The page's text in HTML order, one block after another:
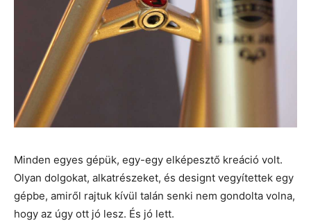
Minden egyes gépük, egy-egy elképesztő kreáció volt.
Olyan dolgokat, alkatrészeket, és designt vegyítettek egy
gépbe, amiről rajtuk kívül talán senki nem gondolta volna,
hogy az úgy ott jó lesz. És jó lett.